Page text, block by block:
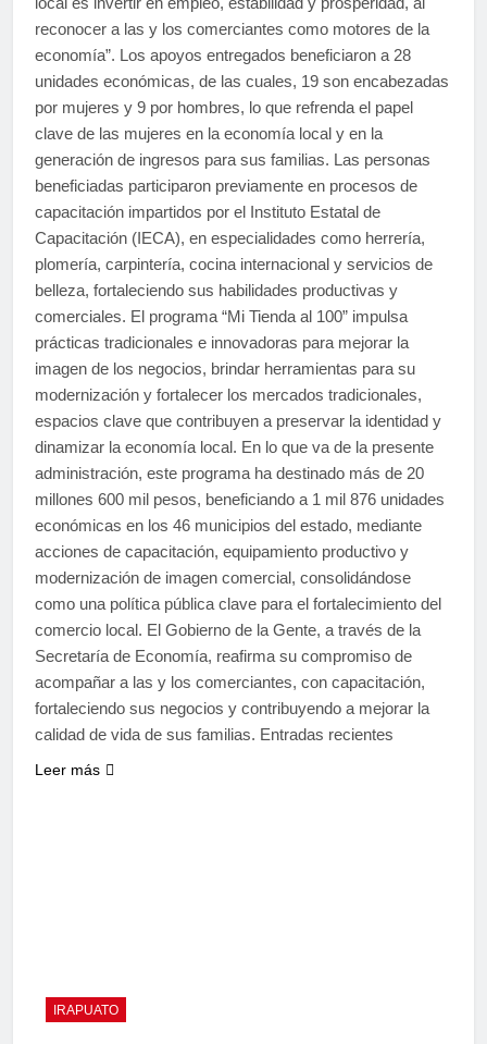
reconocer a las y los comerciantes como motores de la
economía”. Los apoyos entregados beneficiaron a 28
unidades económicas, de las cuales, 19 son encabezadas
por mujeres y 9 por hombres, lo que refrenda el papel
clave de las mujeres en la economía local y en la
generación de ingresos para sus familias. Las personas
beneficiadas participaron previamente en procesos de
capacitación impartidos por el Instituto Estatal de
Capacitación (IECA), en especialidades como herrería,
plomería, carpintería, cocina internacional y servicios de
belleza, fortaleciendo sus habilidades productivas y
comerciales. El programa “Mi Tienda al 100” impulsa
prácticas tradicionales e innovadoras para mejorar la
imagen de los negocios, brindar herramientas para su
modernización y fortalecer los mercados tradicionales,
espacios clave que contribuyen a preservar la identidad y
dinamizar la economía local. En lo que va de la presente
administración, este programa ha destinado más de 20
millones 600 mil pesos, beneficiando a 1 mil 876 unidades
económicas en los 46 municipios del estado, mediante
acciones de capacitación, equipamiento productivo y
modernización de imagen comercial, consolidándose
como una política pública clave para el fortalecimiento del
comercio local. El Gobierno de la Gente, a través de la
Secretaría de Economía, reafirma su compromiso de
acompañar a las y los comerciantes, con capacitación,
fortaleciendo sus negocios y contribuyendo a mejorar la
calidad de vida de sus familias. Entradas recientes
Leer más
IRAPUATO